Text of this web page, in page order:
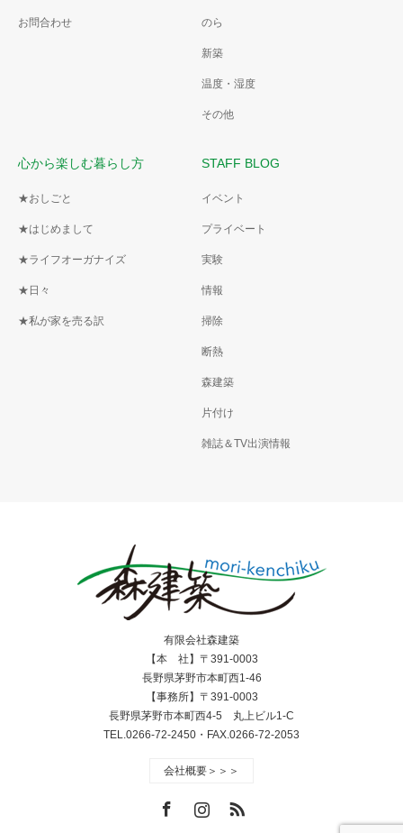
お問合わせ のら
新築
温度・湿度
その他
心から楽しむ暮らし方
★おしごと
★はじめまして
★ライフオーガナイズ
★日々
★私が家を売る訳
STAFF BLOG
イベント
プライベート
実験
情報
掃除
断熱
森建築
片付け
雑誌＆TV出演情報
有限会社森建築
【本 社】〒391-0003
長野県茅野市本町西1-46
【事務所】〒391-0003
長野県茅野市本町西4-5 丸上ビル1-C
TEL.0266-72-2450・FAX.0266-72-2053
会社概要＞＞＞